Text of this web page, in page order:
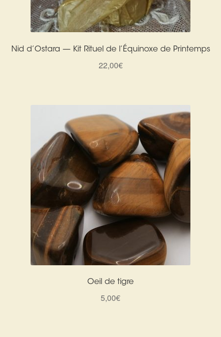
Nid d’Ostara — Kit Rituel de l’Équinoxe de Printemps
22,00€
Oeil de tigre
5,00€